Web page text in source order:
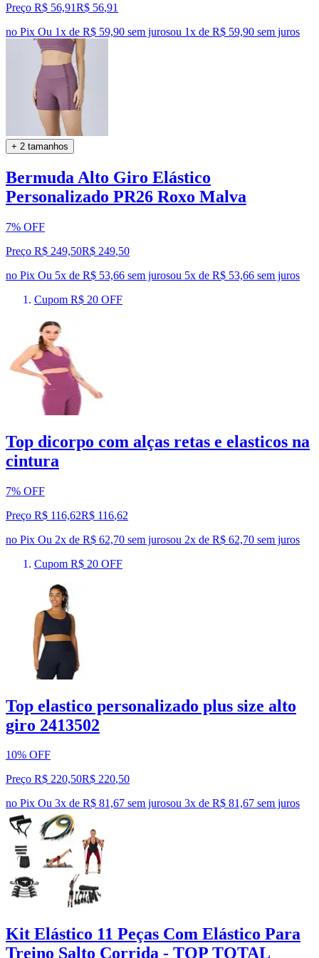
Preço R$ 56,91R$ 56,91
no Pix Ou 1x de R$ 59,90 sem jurosou 1x de R$ 59,90 sem juros
+ 2 tamanhos
Bermuda Alto Giro Elástico
Personalizado PR26 Roxo Malva
7% OFF
Preço R$ 249,50R$ 249,50
no Pix Ou 5x de R$ 53,66 sem jurosou 5x de R$ 53,66 sem juros
Cupom R$ 20 OFF
Top dicorpo com alças retas e elasticos na
cintura
7% OFF
Preço R$ 116,62R$ 116,62
no Pix Ou 2x de R$ 62,70 sem jurosou 2x de R$ 62,70 sem juros
Cupom R$ 20 OFF
Top elastico personalizado plus size alto
giro 2413502
10% OFF
Preço R$ 220,50R$ 220,50
no Pix Ou 3x de R$ 81,67 sem jurosou 3x de R$ 81,67 sem juros
Kit Elástico 11 Peças Com Elástico Para
Treino Salto Corrida - TOP TOTAL